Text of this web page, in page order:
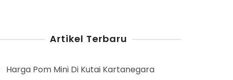
Artikel Terbaru
Harga Pom Mini Di Kutai Kartanegara